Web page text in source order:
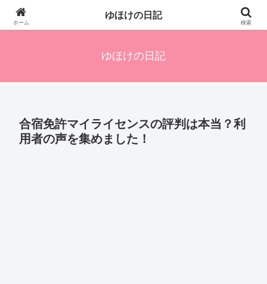
四人の子を持つ母のズボラ生活備忘録です。興味のあることアレやコレ、色々
発信します。
ゆほけの日記
合宿免許マイライセンスの評判は本当？利
用者の声を集めました！
ホーム
ゆほけの日記
検索